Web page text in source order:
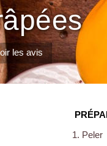
les avis